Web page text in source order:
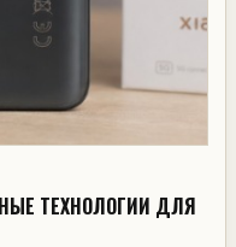
ТЕХНОЛОГИИ ДЛЯ